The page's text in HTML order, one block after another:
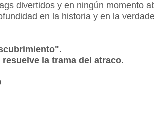
divertidos y en ningún momento
en la historia y en la
la trama del atraco.